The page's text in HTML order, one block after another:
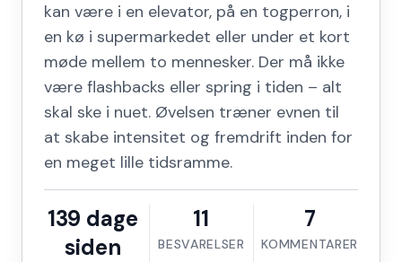
kan være i en elevator, på en togperron, i
en kø i supermarkedet eller under et kort
møde mellem to mennesker. Der må ikke
være flashbacks eller spring i tiden – alt
skal ske i nuet. Øvelsen træner evnen til
at skabe intensitet og fremdrift inden for
en meget lille tidsramme.
139 dage
siden
11
BESVARELSER
7
KOMMENTARER